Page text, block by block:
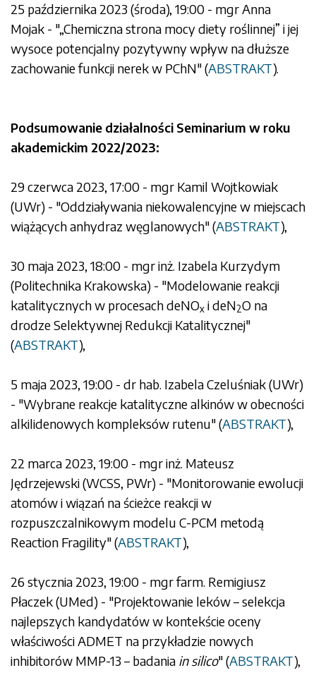
25 października 2023 (środa), 19:00 - mgr Anna
Mojak - "„Chemiczna strona mocy diety roślinnej” i jej
wysoce potencjalny pozytywny wpływ na dłuższe
zachowanie funkcji nerek w PChN" (ABSTRAKT).
Podsumowanie działalności Seminarium w roku
akademickim 2022/2023:
29 czerwca 2023, 17:00 - mgr Kamil Wojtkowiak
(UWr) - "Oddziaływania niekowalencyjne w miejscach
wiążących anhydraz węglanowych" (ABSTRAKT),
30 maja 2023, 18:00 - mgr inż. Izabela Kurzydym
(Politechnika Krakowska) - "Modelowanie reakcji
katalitycznych w procesach deNOx i deN2O na
drodze Selektywnej Redukcji Katalitycznej"
(ABSTRAKT),
5 maja 2023, 19:00 - dr hab. Izabela Czeluśniak (UWr)
- "Wybrane reakcje katalityczne alkinów w obecności
alkilidenowych kompleksów rutenu" (ABSTRAKT),
22 marca 2023, 19:00 - mgr inż. Mateusz
Jędrzejewski (WCSS, PWr) - "Monitorowanie ewolucji
atomów i wiązań na ścieżce reakcji w
rozpuszczalnikowym modelu C-PCM metodą
Reaction Fragility" (ABSTRAKT),
26 stycznia 2023, 19:00 - mgr farm. Remigiusz
Płaczek (UMed) - "Projektowanie leków – selekcja
najlepszych kandydatów w kontekście oceny
właściwości ADMET na przykładzie nowych
inhibitorów MMP-13 – badania in silico" (ABSTRAKT),